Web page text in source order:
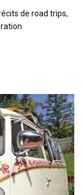
de road trips,